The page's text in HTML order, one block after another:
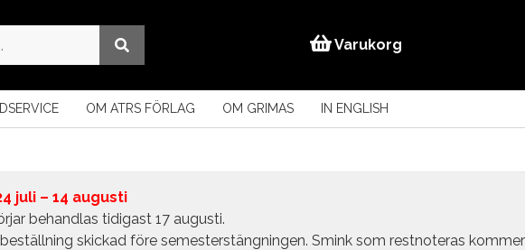
Varukorg
OM ATRS FÖRLAG OM GRIMAS IN ENGLISH
juli – 14 augusti
behandlas tidigast 17 augusti.
skickad före semesterstängningen. Smink som restnoteras